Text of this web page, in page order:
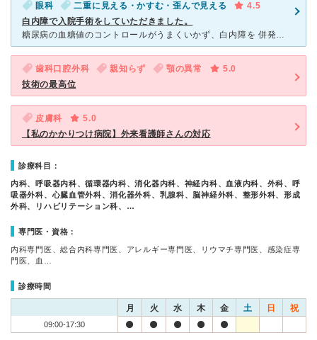
眼科 二重に見える・かすむ・歪んで見える
4.5
白内障で入院手術をしていただきました。
糖尿病の血糖値のコントロールがうまくいかず、白内障を 併発してしまいました。それまでかかっていた個人病院からの 紹介です。初めての入院初めての手術でかなり緊張していましたが 先生はじめ看護師さん
歯科口腔外科 親知らず 顎の異常
5.0
技術の最高位
皮膚科
5.0
【私のかかりつけ病院】外来看護師さんの対応
診療科目：
内科、呼吸器内科、循環器内科、消化器内科、神経内科、血液内科、外科、呼
吸器外科、心臓血管外科、消化器外科、乳腺科、脳神経外科、整形外科、形成
外科、リハビリテーション科、…
専門医・資格：
内科専門医、総合内科専門医、アレルギー専門医、リウマチ専門医、感染症専
門医、血…
診療時間
月 火 水 木 金 土 日 祝
09:00-17:30